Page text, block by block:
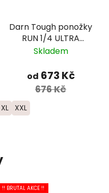
Darn Tough ponožky
RUN 1/4 ULTRA
Lightweight s
černé
Skladem
od 673 Kč
676 Kč
XL XXL
!! BRUTAL AKCE !!